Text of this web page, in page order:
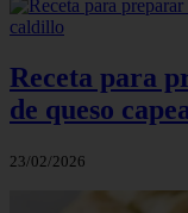
Receta para
de queso
23/02/2026